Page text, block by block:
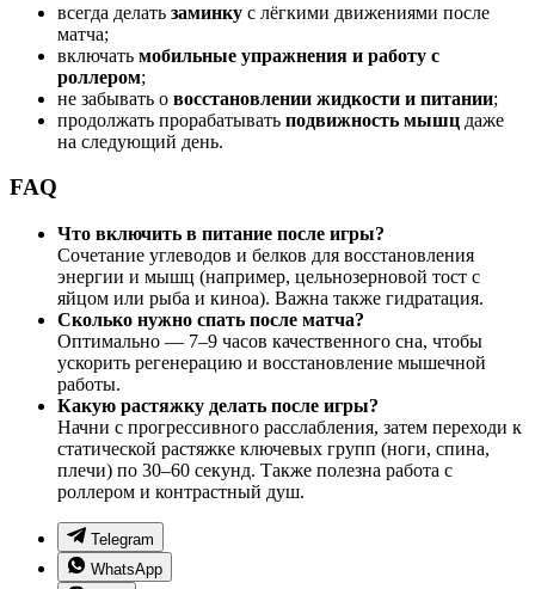
всегда делать заминку с лёгкими движениями после
матча;
включать мобильные упражнения и работу с
роллером;
не забывать о восстановлении жидкости и питании;
продолжать прорабатывать подвижность мышц даже
на следующий день.
FAQ
Что включить в питание после игры?
Сочетание углеводов и белков для восстановления
энергии и мышц (например, цельнозерновой тост с
яйцом или рыба и киноа). Важна также гидратация.
Сколько нужно спать после матча?
Оптимально — 7–9 часов качественного сна, чтобы
ускорить регенерацию и восстановление мышечной
работы.
Какую растяжку делать после игры?
Начни с прогрессивного расслабления, затем переходи к
статической растяжке ключевых групп (ноги, спина,
плечи) по 30–60 секунд. Также полезна работа с
роллером и контрастный душ.
Telegram
WhatsApp